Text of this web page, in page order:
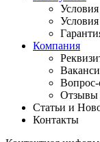
Компания
Вопрос-
Отзывы
Статьи и
Контакты